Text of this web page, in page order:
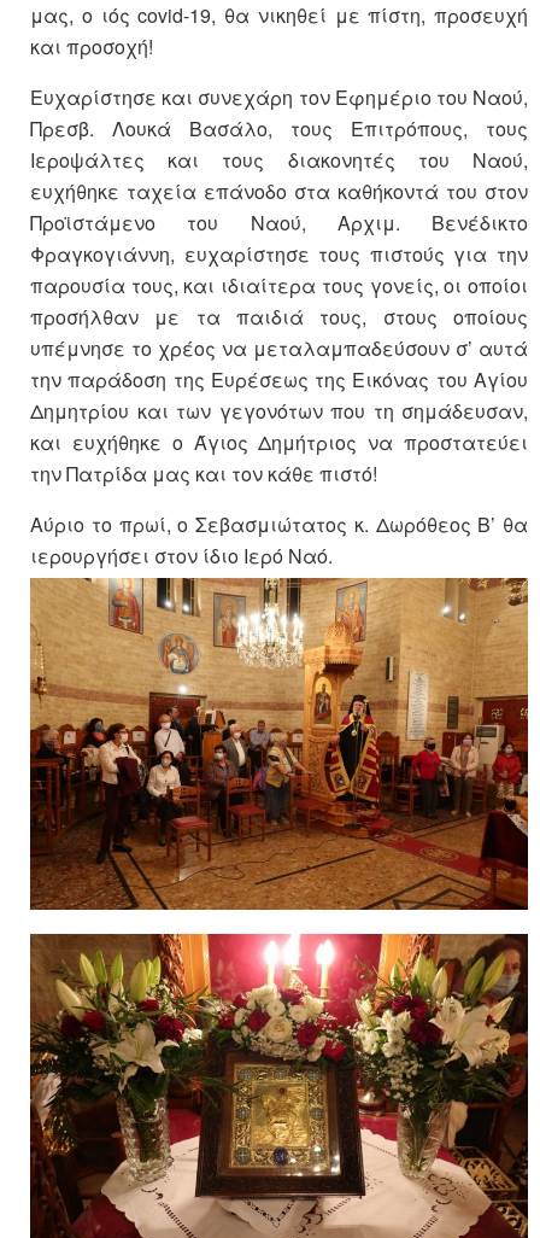
μας, ο ιός covid-19, θα νικηθεί με πίστη, προσευχή
και προσοχή!
Ευχαρίστησε και συνεχάρη τον Εφημέριο του Ναού,
Πρεσβ. Λουκά Βασάλο, τους Επιτρόπους, τους
Ιεροψάλτες και τους διακονητές του Ναού,
ευχήθηκε ταχεία επάνοδο στα καθήκοντά του στον
Προϊστάμενο του Ναού, Αρχιμ. Βενέδικτο
Φραγκογιάννη, ευχαρίστησε τους πιστούς για την
παρουσία τους, και ιδιαίτερα τους γονείς, οι οποίοι
προσήλθαν με τα παιδιά τους, στους οποίους
υπέμνησε το χρέος να μεταλαμπαδεύσουν σ’ αυτά
την παράδοση της Ευρέσεως της Εικόνας του Αγίου
Δημητρίου και των γεγονότων που τη σημάδευσαν,
και ευχήθηκε ο Άγιος Δημήτριος να προστατεύει
την Πατρίδα μας και τον κάθε πιστό!
Αύριο το πρωί, ο Σεβασμιώτατος κ. Δωρόθεος Β’ θα
ιερουργήσει στον ίδιο Ιερό Ναό.